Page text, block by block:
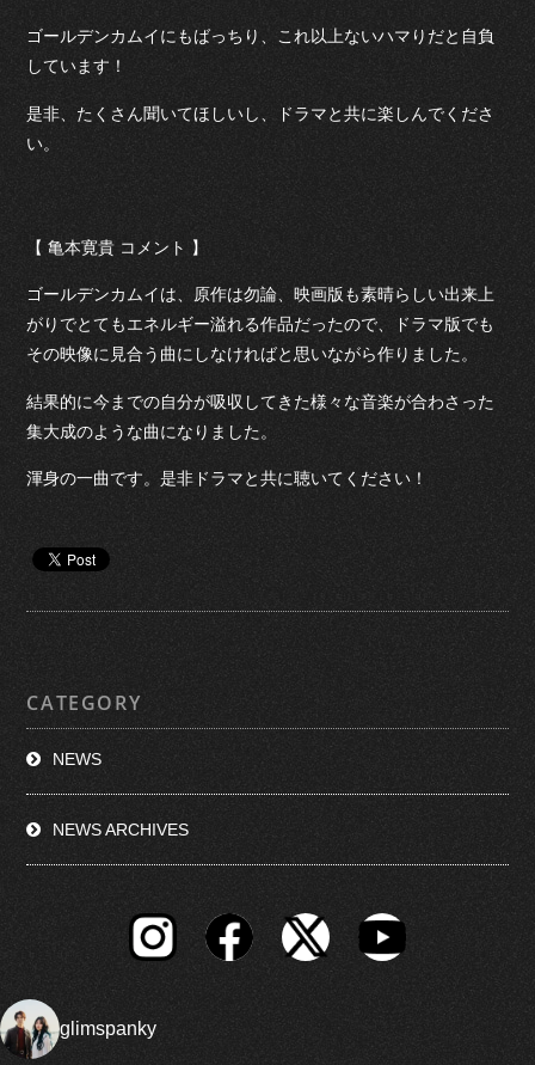
ゴールデンカムイにもばっちり、これ以上ないハマりだと自負
しています！
是非、たくさん聞いてほしいし、ドラマと共に楽しんでくださ
い。
【 亀本寛貴 コメント 】
ゴールデンカムイは、原作は勿論、映画版も素晴らしい出来上
がりでとてもエネルギー溢れる作品だったので、ドラマ版でも
その映像に見合う曲にしなければと思いながら作りました。
結果的に今までの自分が吸収してきた様々な音楽が合わさった
集大成のような曲になりました。
渾身の一曲です。是非ドラマと共に聴いてください！
CATEGORY
NEWS
NEWS ARCHIVES
glimspanky